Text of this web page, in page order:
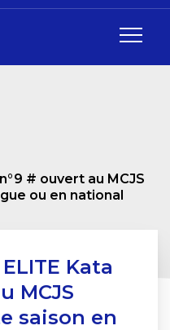
# ouvert au MCJS
ou en national
Kata
MCJS
saison en